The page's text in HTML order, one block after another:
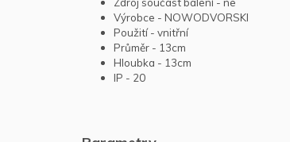
Zdroj součást balení - ne
Výrobce - NOWODVORSKI
Použití - vnitřní
Průměr - 13cm
Hloubka - 13cm
IP - 20